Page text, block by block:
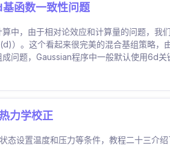
函数一致性问题
中，由于相对论效应和计算量的问题，我
）。这个看起来很完美的混合基组策略，
问题，Gaussian程序中一般默认使用6d关
力学校正
态设置温度和压力等条件，教程二十三介